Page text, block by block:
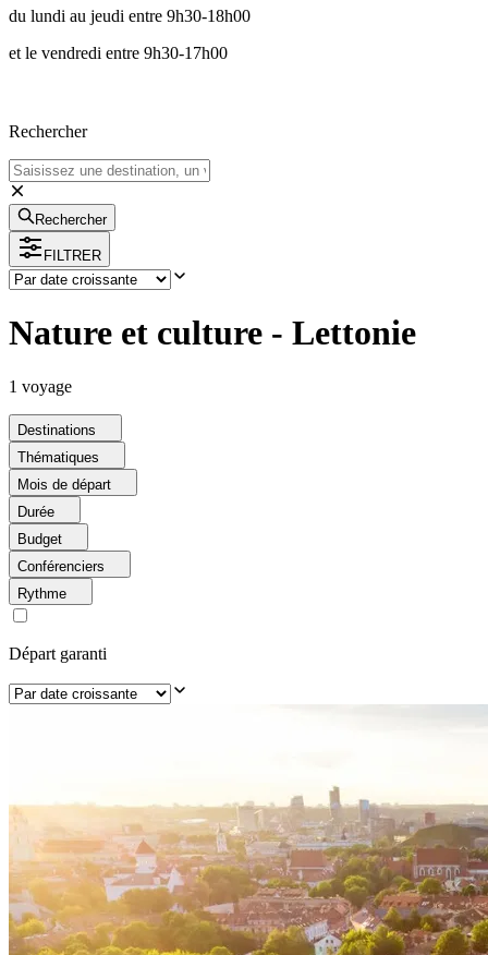
du lundi au jeudi entre 9h30-18h00
et le vendredi entre 9h30-17h00
Rechercher
Rechercher
FILTRER
Nature et culture - Lettonie
1 voyage
Destinations
Thématiques
Mois de départ
Durée
Budget
Conférenciers
Rythme
Départ garanti